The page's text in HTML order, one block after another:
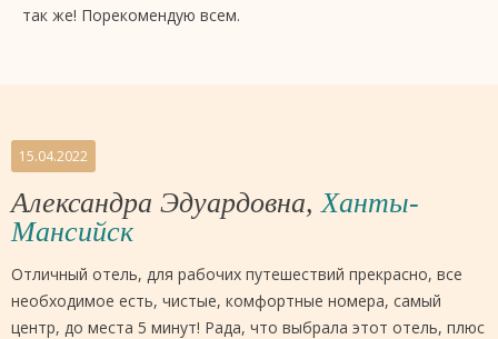
так же! Порекомендую всем.
15.04.2022
Александра Эдуардовна,Ханты-
Мансийск
Отличный отель, для рабочих путешествий прекрасно, все
необходимое есть, чистые, комфортные номера, самый
центр, до места 5 минут! Рада, что выбрала этот отель, плюс